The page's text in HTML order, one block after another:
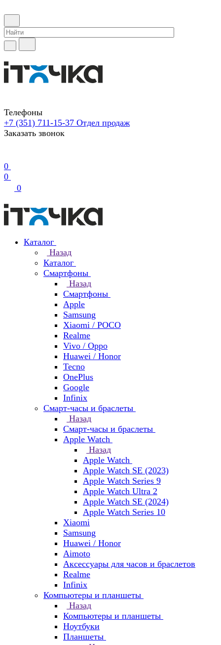
Телефоны
+7 (351) 711-15-37 Отдел продаж
Заказать звонок
0
0
0
Каталог
Назад
Каталог
Смартфоны
Назад
Смартфоны
Apple
Samsung
Xiaomi / POCO
Realme
Vivo / Oppo
Huawei / Honor
Tecno
OnePlus
Google
Infinix
Смарт-часы и браслеты
Назад
Смарт-часы и браслеты
Apple Watch
Назад
Apple Watch
Apple Watch SE (2023)
Apple Watch Series 9
Apple Watch Ultra 2
Apple Watch SE (2024)
Apple Watch Series 10
Xiaomi
Samsung
Huawei / Honor
Aimoto
Аксессуары для часов и браслетов
Realme
Infinix
Компьютеры и планшеты
Назад
Компьютеры и планшеты
Ноутбуки
Планшеты